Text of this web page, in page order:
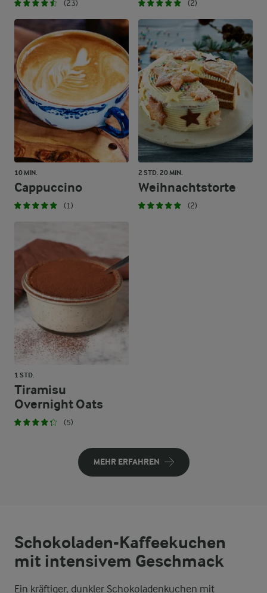
(23) (2)
10 MIN.
Cappuccino
(1)
2 STD. 20 MIN.
Weihnachtstorte
(2)
1 STD.
Tiramisu
Overnight Oats
(5)
MEHR ERFAHREN
Schokoladen-Kaffeekuchen
mit intensivem Geschmack
Ein kräftiger, dunkler Schokoladenkuchen mit